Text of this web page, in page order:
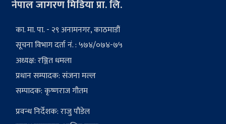
नेपाल जागरण मिडिया प्रा. लि.
का. मा. पा. - २९ अनामनगर, काठमाडौं
सूचना विभाग दर्ता नं. : ५७४/०७४-७५
अध्यक्ष: रञ्जित धमला
प्रधान सम्पादक: संजना मल्ल
सम्पादक: कृष्णराज गौतम
प्रवन्ध निर्देशक: राजु पौडेल